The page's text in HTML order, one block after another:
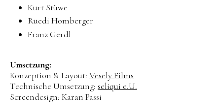
Kurt Stüwe
Ruedi Homberger
Franz Gerdl
Umsetzung:
Konzeption & Layout: Vesely Films
Technische Umsetzung: seliqui e.U.
Screendesign: Karan Passi